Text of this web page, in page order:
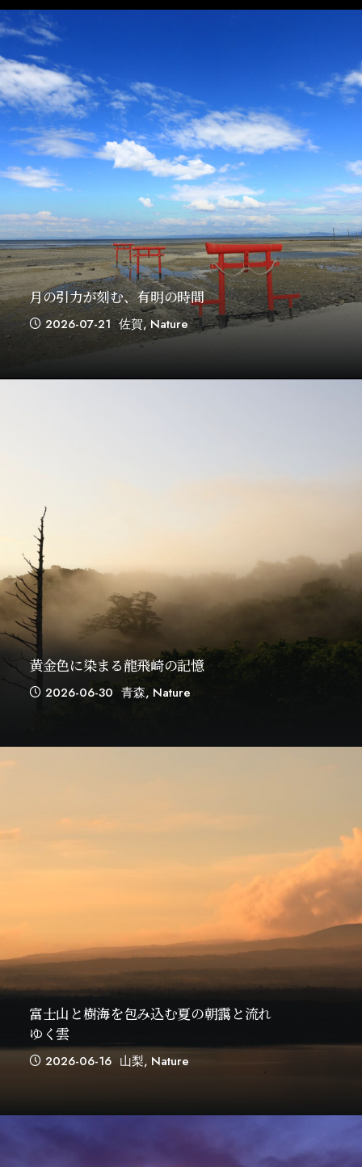
月の引力が刻む、有明の時間
2026-07-21 佐賀,Nature
黄金色に染まる龍飛崎の記憶
2026-06-30 青森, Nature
富士山と樹海を包み込む夏の朝靄と流れ
ゆく雲
2026-06-16 山梨, Nature